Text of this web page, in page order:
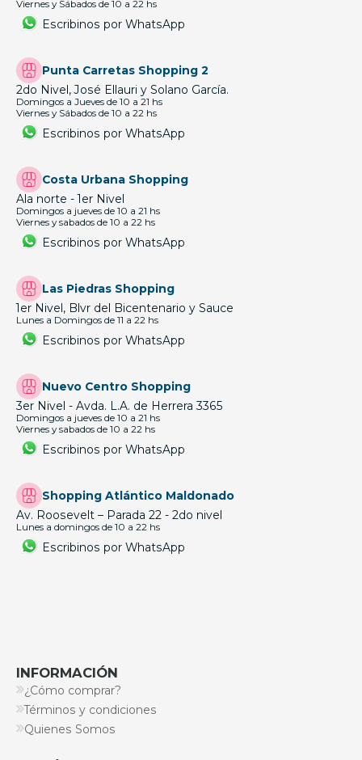
Viernes y Sábados de 10 a 22 hs
Escribinos por WhatsApp
Punta Carretas Shopping 2
2do Nivel, José Ellauri y Solano García.
Domingos a Jueves de 10 a 21 hs
Viernes y Sábados de 10 a 22 hs
Escribinos por WhatsApp
Costa Urbana Shopping
Ala norte - 1er Nivel
Domingos a jueves de 10 a 21 hs
Viernes y sabados de 10 a 22 hs
Escribinos por WhatsApp
Las Piedras Shopping
1er Nivel, Blvr del Bicentenario y Sauce
Lunes a Domingos de 11 a 22 hs
Escribinos por WhatsApp
Nuevo Centro Shopping
3er Nivel - Avda. L.A. de Herrera 3365
Domingos a jueves de 10 a 21 hs
Viernes y sabados de 10 a 22 hs
Escribinos por WhatsApp
Shopping Atlántico Maldonado
Av. Roosevelt – Parada 22 - 2do nivel
Lunes a domingos de 10 a 22 hs
Escribinos por WhatsApp
INFORMACIÓN
¿Cómo comprar?
Términos y condiciones
Quienes Somos